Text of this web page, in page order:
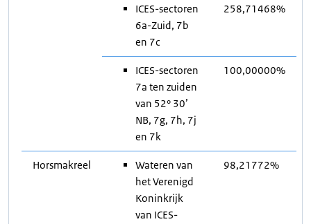
ICES-sectoren
6a-Zuid, 7b
en 7c
258,71468%
ICES-sectoren
7a ten zuiden
van 52° 30’
NB, 7g, 7h, 7j
en 7k
100,00000%
Horsmakreel
Wateren van
het Verenigd
Koninkrijk
van ICES-
98,21772%